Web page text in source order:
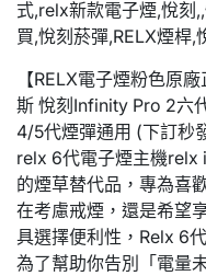
【RELX電子煙粉色原
斯 悅刻Infinity Pro 2六
4/5代煙彈通用 (下訂秒
relx 6代電子煙主機
的煙草替代品，專為喜
在考慮戒煙，還是希望
具選擇便利性，Relx 6
為了幫助你告別「電量